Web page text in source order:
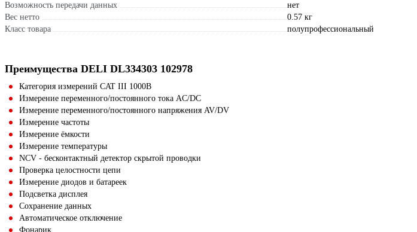
Возможность передачи данных
нет
Вес нетто
0.57 кг
Класс товара
полупрофессиональный
Преимущества DELI DL334303 102978
Категория измерений CAT III 1000В
Измерение переменного/постоянного тока AC/DC
Измерение переменного/постоянного напряжения AV/DV
Измерение частоты
Измерение ёмкости
Измерение температуры
NCV - бесконтактный детектор скрытой проводки
Проверка целостности цепи
Измерение диодов и батареек
Подсветка дисплея
Сохранение данных
Автоматическое отключение
Фонарик